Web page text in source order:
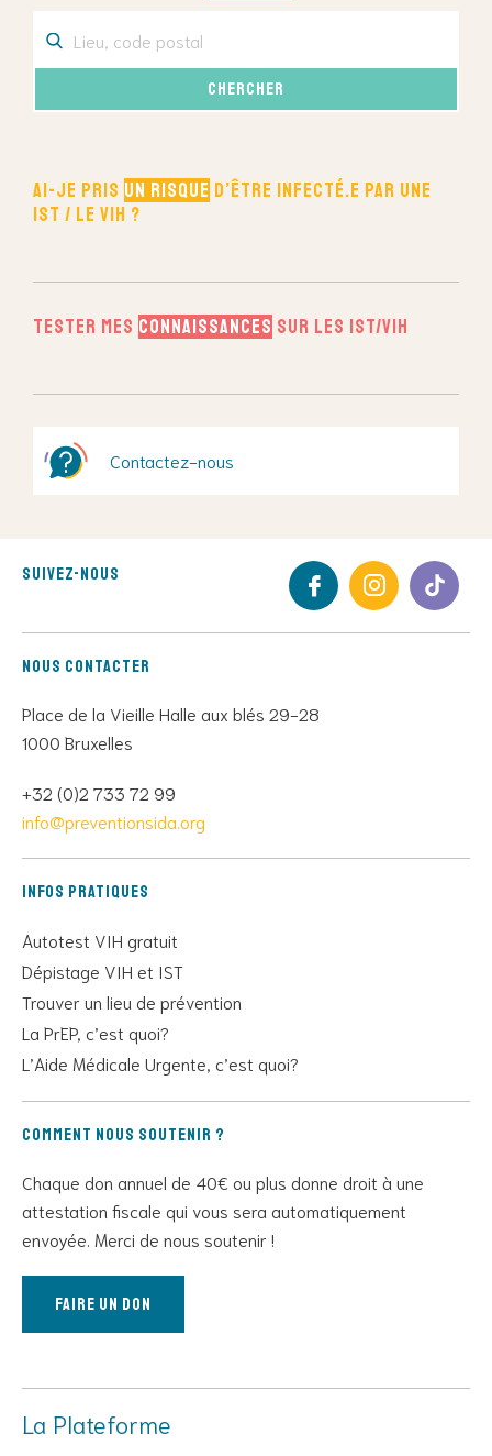
Ai-je pris un risque d’être infecté.e par une
IST / le VIH ?
Tester mes connaissances sur les IST/VIH
Contactez-nous
Suivez-nous
Nous contacter
Place de la Vieille Halle aux blés 29-28
1000 Bruxelles
+32 (0)2 733 72 99
info@preventionsida.org
Infos pratiques
Autotest VIH gratuit
Dépistage VIH et IST
Trouver un lieu de prévention
La PrEP, c’est quoi?
L’Aide Médicale Urgente, c’est quoi?
Comment nous soutenir ?
Chaque don annuel de 40€ ou plus donne droit à une
attestation fiscale qui vous sera automatiquement
envoyée. Merci de nous soutenir !
Faire un don
La Plateforme